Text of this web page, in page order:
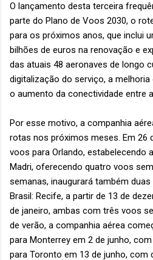
O lançamento desta terceira
parte do Plano de Voos 2030, o
para os próximos anos, que inclui
bilhões de euros na renovação e
das atuais 48 aeronaves de longo
digitalização do serviço, a melhoria
o aumento da conectividade entre
Por esse motivo, a companhia
rotas nos próximos meses. Em 26
voos para Orlando, estabelecendo
Madri, oferecendo quatro voos
semanas, inaugurará também
Brasil: Recife, a partir de 13 de
de janeiro, ambas com três voos
de verão, a companhia aérea
para Monterrey em 2 de junho,
para Toronto em 13 de junho, com